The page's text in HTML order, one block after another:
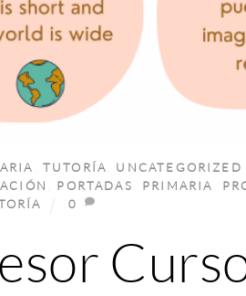
TUTORÍA UNCATEGORIZED
PORTADAS PRIMARIA
0